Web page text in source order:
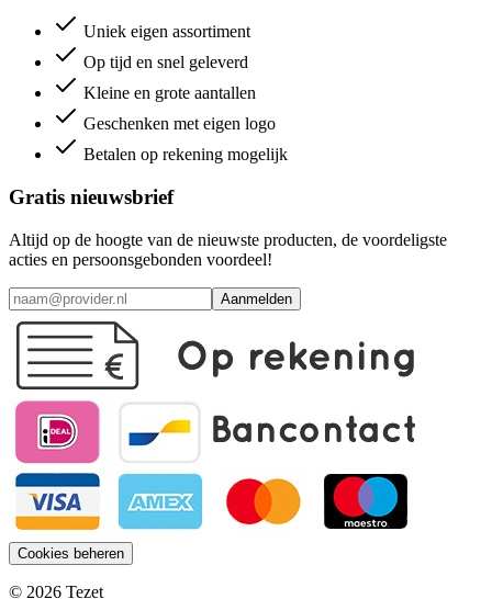
Uniek eigen assortiment
Op tijd en snel geleverd
Kleine en grote aantallen
Geschenken met eigen logo
Betalen op rekening mogelijk
Gratis nieuwsbrief
Altijd op de hoogte van de nieuwste producten, de voordeligste
acties en persoonsgebonden voordeel!
Aanmelden
Cookies beheren
© 2026 Tezet